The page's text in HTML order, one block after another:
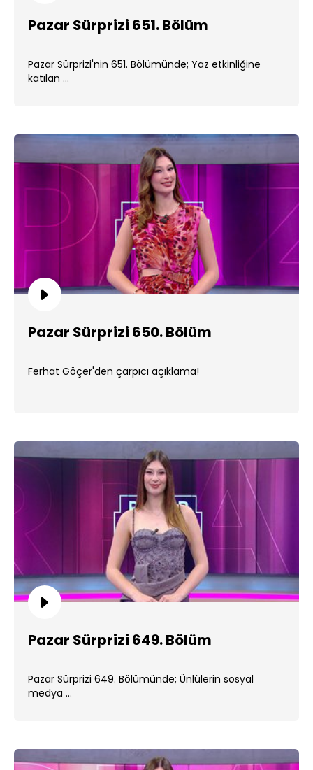
Pazar Sürprizi 651. Bölüm
Pazar Sürprizi'nin 651. Bölümünde; Yaz etkinliğine
katılan ...
Pazar Sürprizi 650. Bölüm
Ferhat Göçer'den çarpıcı açıklama!
Pazar Sürprizi 649. Bölüm
Pazar Sürprizi 649. Bölümünde; Ünlülerin sosyal
medya ...